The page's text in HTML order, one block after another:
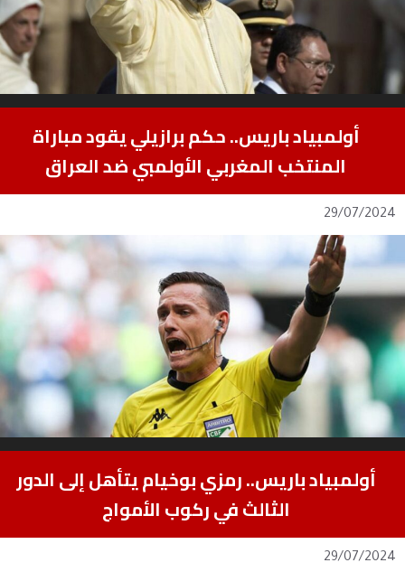
أولمبياد باريس.. حكم برازيلي يقود مباراة
المنتخب المغربي الأولمبي ضد العراق
29/07/2024
أولمبياد باريس.. رمزي بوخيام يتأهل إلى الدور
الثالث في ركوب الأمواج
29/07/2024